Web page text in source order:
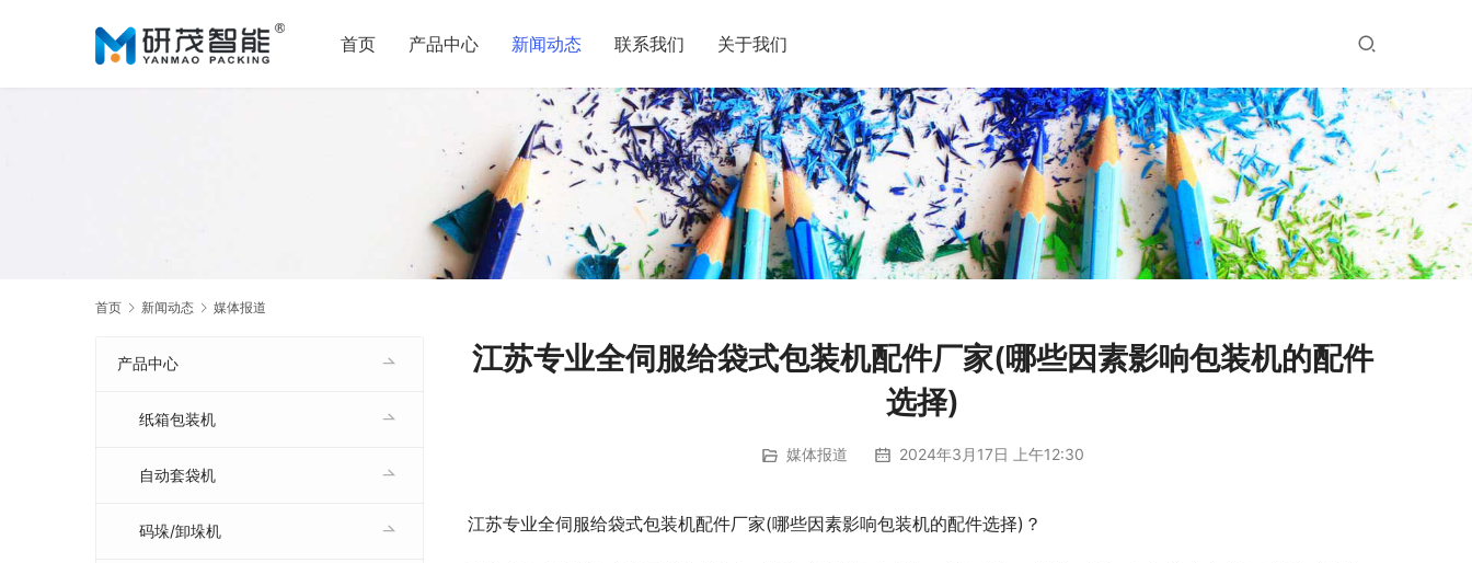
首页 产品中心 新闻动态 联系我们 关于我们
首页 新闻动态 媒体报道
江苏专业全伺服给袋式包装机配件厂家(哪些因素影响包装机的配件
选择)
媒体报道 2024年3月17日 上午12:30
江苏专业全伺服给袋式包装机配件厂家(哪些因素影响包装机的配件选择)？
产品中心
纸箱包装机
自动套袋机
码垛/卸垛机